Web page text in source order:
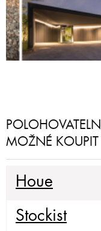
MOŽNÉ
Houe
Stockist